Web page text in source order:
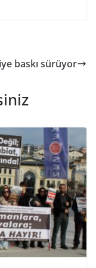
baskı sürüyor